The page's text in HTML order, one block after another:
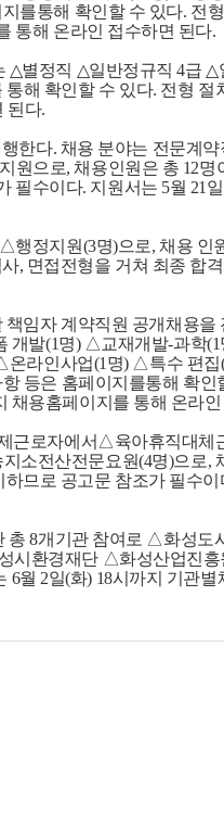
를통해 확인할 수 있다. 전
통해 온라인 접수하면 된다.
△별정직 △일반정규직 4급 △
통해 확인할 수 있다. 전형 절
된다.
한다. 채용 분야는 전문계약
원으로, 채용인원은 총 12명
필수이다. 지원서는 5월 21 일
△행정지원(3명)으로, 채용 인
, 면접전형을 거쳐 최종 합
임자 계약직원 공개채용을
개발(1명) △교재개발-과학(1
온라인사업(1 명) △특수 편집
등은 홈페이지를통해 확인
채용홈페이지를 통해 온라
근로자에서△육아휴직대체
소전산전문요원(4명)으로,
하므로 공고문 참조가 필수이
총8개기관 참여로 △화성도
시환경재단 △화성산업진
6월 2일(화) 18시까지 기관별